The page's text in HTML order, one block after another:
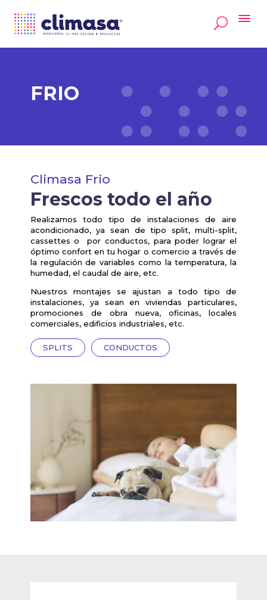
FRIO
Climasa Frio
Frescos todo el año
Realizamos todo tipo de instalaciones de aire
acondicionado, ya sean de tipo split, multi-split,
cassettes o
por conductos, para poder lograr el
óptimo confort en tu hogar o comercio a través de
la regulación de variables como la temperatura, la
humedad, el caudal de aire, etc.
Nuestros montajes se ajustan a todo tipo de
instalaciones, ya sean en viviendas particulares,
promociones de obra nueva, oficinas, locales
comerciales, edificios industriales, etc.
SPLITS CONDUCTOS